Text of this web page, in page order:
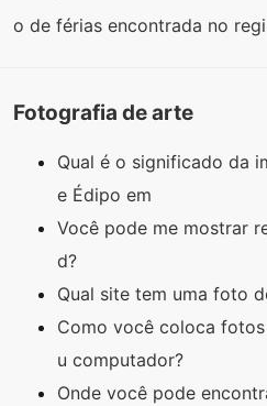
o de férias encontrada no
Fotografia de arte
Qual é o significado da
e Édipo em
Você pode me mostrar
d?
Qual site tem uma foto
Como você coloca
u computador?
Onde você pode